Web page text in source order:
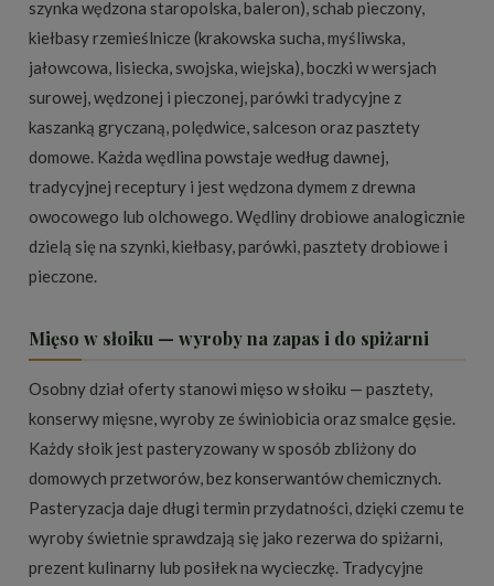
szynka wędzona staropolska, baleron), schab pieczony,
kiełbasy rzemieślnicze (krakowska sucha, myśliwska,
jałowcowa, lisiecka, swojska, wiejska), boczki w wersjach
surowej, wędzonej i pieczonej, parówki tradycyjne z
kaszanką gryczaną, polędwice, salceson oraz pasztety
domowe. Każda wędlina powstaje według dawnej,
tradycyjnej receptury i jest wędzona dymem z drewna
owocowego lub olchowego. Wędliny drobiowe analogicznie
dzielą się na szynki, kiełbasy, parówki, pasztety drobiowe i
pieczone.
Mięso w słoiku — wyroby na zapas i do spiżarni
Osobny dział oferty stanowi mięso w słoiku — pasztety,
konserwy mięsne, wyroby ze świniobicia oraz smalce gęsie.
Każdy słoik jest pasteryzowany w sposób zbliżony do
domowych przetworów, bez konserwantów chemicznych.
Pasteryzacja daje długi termin przydatności, dzięki czemu te
wyroby świetnie sprawdzają się jako rezerwa do spiżarni,
prezent kulinarny lub posiłek na wycieczkę. Tradycyjne